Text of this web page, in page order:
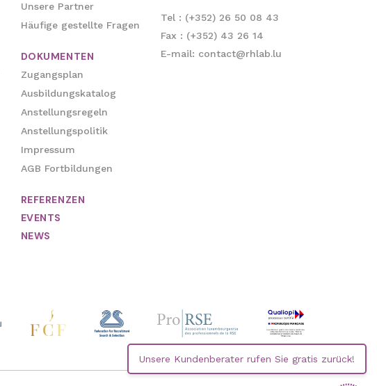
Unsere Partner
Häufige gestellte Fragen
DOKUMENTEN
Zugangsplan
Ausbildungskatalog
Anstellungsregeln
Anstellungspolitik
Impressum
AGB Fortbildungen
REFERENZEN
EVENTS
NEWS
Tel : (+352) 26 50 08 43
Fax : (+352) 43 26 14
E-mail: contact@rhlab.lu
Unsere Kundenberater rufen Sie gratis zurück!